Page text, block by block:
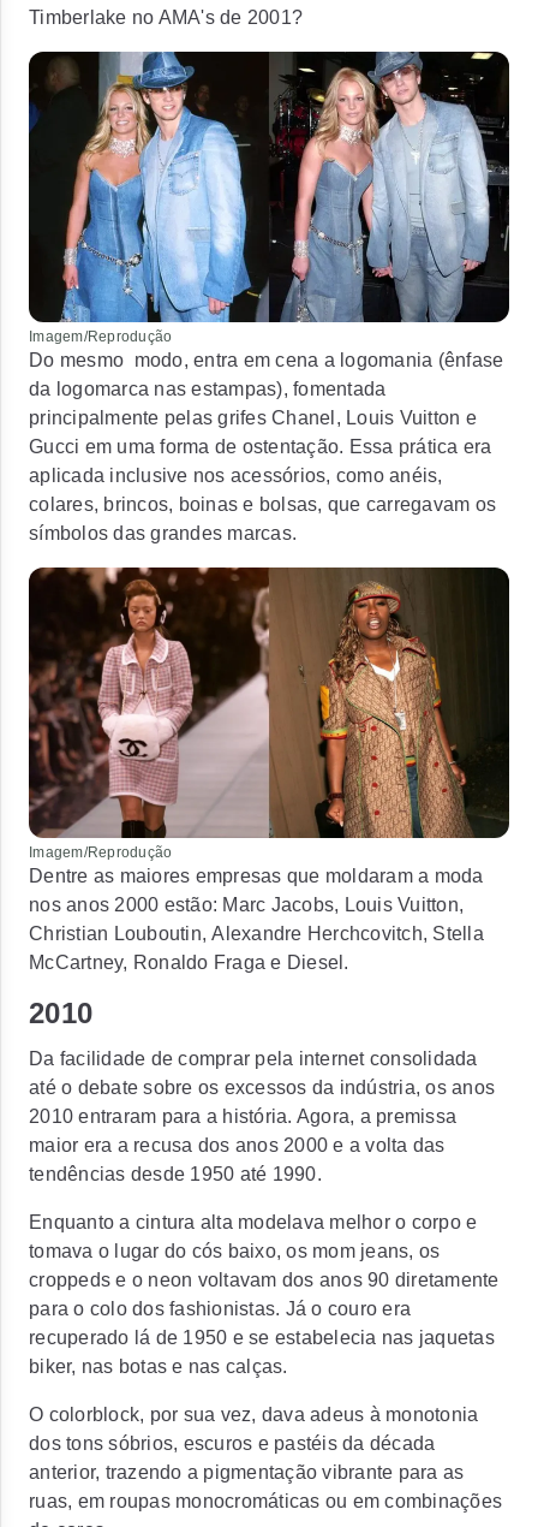
Timberlake no AMA's de 2001?
Imagem/Reprodução
Do mesmo modo, entra em cena a logomania (ênfase
da logomarca nas estampas), fomentada
principalmente pelas grifes Chanel, Louis Vuitton e
Gucci em uma forma de ostentação. Essa prática era
aplicada inclusive nos acessórios, como anéis,
colares, brincos, boinas e bolsas, que carregavam os
símbolos das grandes marcas.
Imagem/Reprodução
Dentre as maiores empresas que moldaram a moda
nos anos 2000 estão: Marc Jacobs, Louis Vuitton,
Christian Louboutin, Alexandre Herchcovitch, Stella
McCartney, Ronaldo Fragae Diesel.
2010
Da facilidade de comprar pela internet consolidada
até o debate sobre os excessos da indústria, os anos
2010 entraram para a história. Agora, a premissa
maior era a recusa dos anos 2000 e a volta das
tendências desde 1950 até 1990.
Enquanto a cintura alta modelava melhor o corpo e
tomava o lugar do cós baixo, os mom jeans, os
croppedse o neon voltavam dos anos 90 diretamente
para o colo dos fashionistas. Já o couro era
recuperado lá de 1950 e se estabelecia nas jaquetas
biker, nas botas e nas calças.
O colorblock, por sua vez, dava adeus à monotonia
dos tons sóbrios, escuros e pastéis da década
anterior, trazendo a pigmentação vibrante para as
ruas, em roupas monocromáticas ou em combinações